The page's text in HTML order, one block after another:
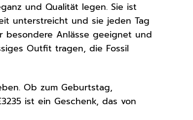
und Qualität legen. Sie ist
unterstreicht und sie jeden Tag
besondere Anlässe geeignet und
Outfit tragen, die Fossil
Ob zum Geburtstag,
ist ein Geschenk, das von